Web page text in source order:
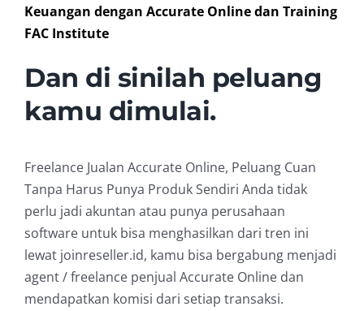
Keuangan dengan Accurate Online dan Training
FAC Institute
Dan di sinilah peluang
kamu dimulai.
Freelance Jualan Accurate Online, Peluang Cuan
Tanpa Harus Punya Produk Sendiri Anda tidak
perlu jadi akuntan atau punya perusahaan
software untuk bisa menghasilkan dari tren ini
lewat joinreseller.id, kamu bisa bergabung menjadi
agent / freelance penjual Accurate Online dan
mendapatkan komisi dari setiap transaksi.